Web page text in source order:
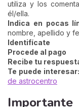
utiliza y los
él/ella.
Indica en pocas
nombre, apellido y
Identifícate
Procede al pago
Recibe tu
Te puede interesar:
de astrocentro
Importante